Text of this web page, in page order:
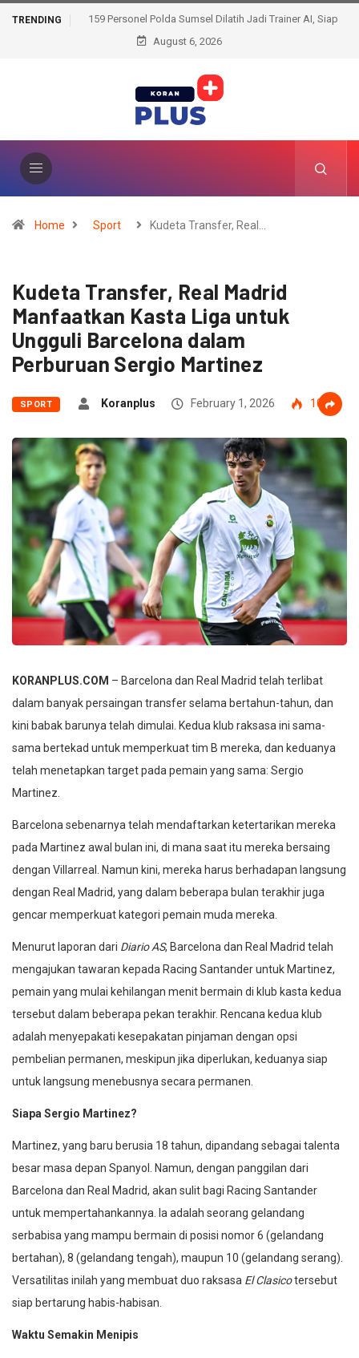
TRENDING
159 Personel Polda Sumsel Dilatih Jadi Trainer AI, Siap
Bentengi Pelajar dari Ancaman Dunia Digital
August 6, 2026
Home Sport Kudeta Transfer, Real…
Kudeta Transfer, Real Madrid
Manfaatkan Kasta Liga untuk
Ungguli Barcelona dalam
Perburuan Sergio Martinez
SPORT Koranplus February 1, 2026 103
KORANPLUS.COM – Barcelona dan Real Madrid telah terlibat
dalam banyak persaingan transfer selama bertahun-tahun, dan
kini babak barunya telah dimulai. Kedua klub raksasa ini sama-
sama bertekad untuk memperkuat tim B mereka, dan keduanya
telah menetapkan target pada pemain yang sama: Sergio
Martinez.
Barcelona sebenarnya telah mendaftarkan ketertarikan mereka
pada Martinez awal bulan ini, di mana saat itu mereka bersaing
dengan Villarreal. Namun kini, mereka harus berhadapan langsung
dengan Real Madrid, yang dalam beberapa bulan terakhir juga
gencar memperkuat kategori pemain muda mereka.
Menurut laporan dari Diario AS, Barcelona dan Real Madrid telah
mengajukan tawaran kepada Racing Santander untuk Martinez,
pemain yang mulai kehilangan menit bermain di klub kasta kedua
tersebut dalam beberapa pekan terakhir. Rencana kedua klub
adalah menyepakati kesepakatan pinjaman dengan opsi
pembelian permanen, meskipun jika diperlukan, keduanya siap
untuk langsung menebusnya secara permanen.
Siapa Sergio Martinez?
Martinez, yang baru berusia 18 tahun, dipandang sebagai talenta
besar masa depan Spanyol. Namun, dengan panggilan dari
Barcelona dan Real Madrid, akan sulit bagi Racing Santander
untuk mempertahankannya. Ia adalah seorang gelandang
serbabisa yang mampu bermain di posisi nomor 6 (gelandang
bertahan), 8 (gelandang tengah), maupun 10 (gelandang serang).
Versatilitas inilah yang membuat duo raksasa El Clasicotersebut
siap bertarung habis-habisan.
Waktu Semakin Menipis